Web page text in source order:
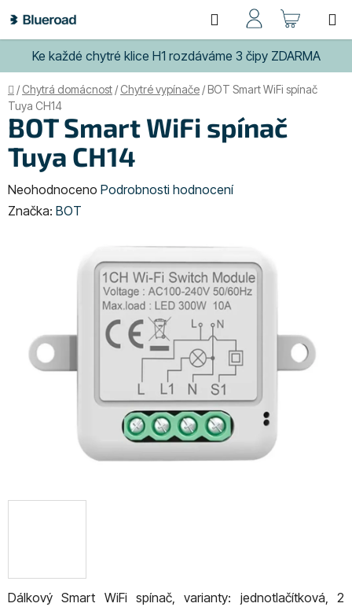
na
obsah
Ke každé chytré klice H1 rozdáváme 3 čipy ZDARMA
Hledat
KOŠÍK
Domů
/ Chytrá domácnost / Chytré vypínače /BOT Smart WiFi spínač
Tuya CH14
Dálkový Smart WiFi spínač, varianty: jednotlačítková, 2
BOT Smart WiFi spínač
Tuya CH14
Průměrné
hodnocení
hvězdiček.
Neohodnoceno Podrobnosti hodnocení
Značka: BOT